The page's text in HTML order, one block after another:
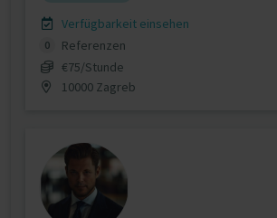
Verfügbarkeit einsehen
0
Referenzen
€75/Stunde
10000 Zagreb